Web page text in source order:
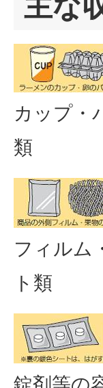
カップ・
類
フィルム
ト類